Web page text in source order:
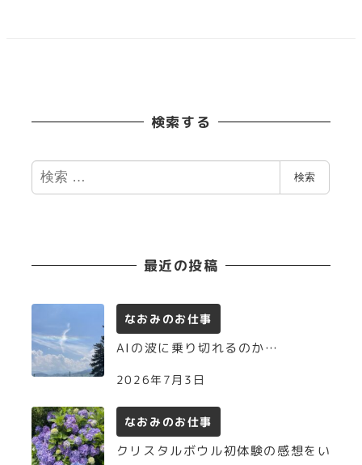
検索する
検
索
検索
最近の投稿
なおみのお仕事
AIの波に乗り切れるのか…
2026年7月3日
なおみのお仕事
クリスタルボウル初体験の感想をい